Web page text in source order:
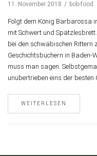
11. November 2018 bob-food
Folgt dem König Barbarossa
mit Schwert und
bei den schwäbischen Rittern
Geschichtsbüchern in Baden-
muss man sagen.
unübertrieben eins der besten
WEITERLESEN